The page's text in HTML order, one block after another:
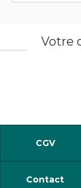
Votre
CGV
Contact